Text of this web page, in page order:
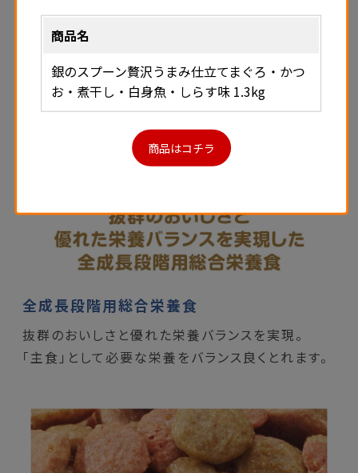
全成長段階用総合栄養食
抜群のおいしさと優れた栄養バランスを実現。
「主食」として必要な栄養をバランス良くとれます。
商品名
銀のスプーン贅沢うまみ仕立てまぐろ・かつ
お・煮干し・白身魚・しらす味 1.3kg
商品はコチラ